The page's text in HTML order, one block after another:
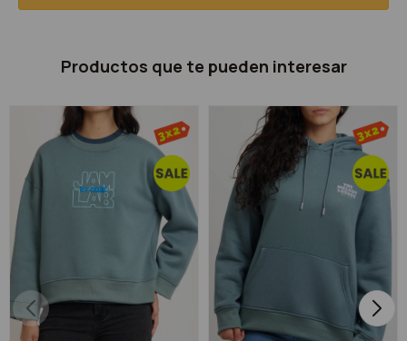
Productos que te pueden interesar